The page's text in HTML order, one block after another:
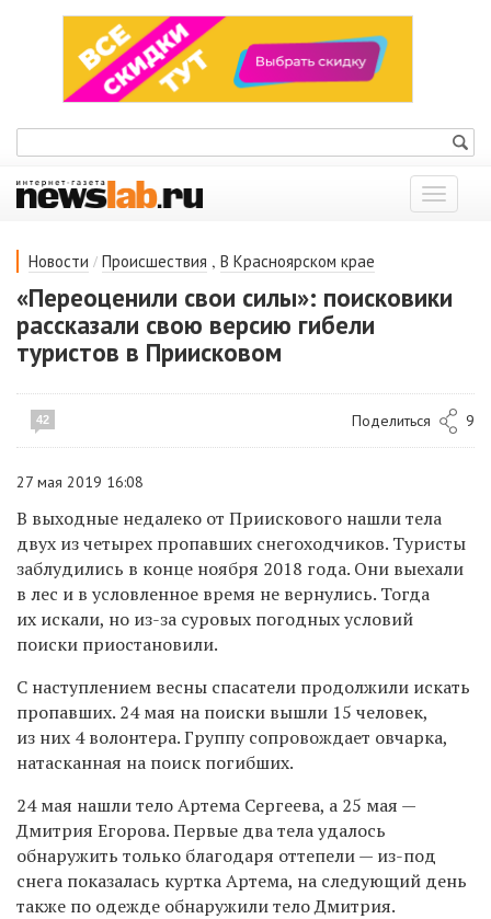
Показать
меню
Новости / Происшествия , В Красноярском крае
«Переоценили свои силы»: поисковики
рассказали свою версию гибели
туристов в Приисковом
42 Поделиться 9
27 мая 2019 16:08
В выходные недалеко от Приискового нашли тела
двух из четырех пропавших снегоходчиков. Туристы
заблудились в конце ноября 2018 года. Они выехали
в лес и в условленное время не вернулись. Тогда
их искали, но из-за суровых погодных условий
поиски приостановили.
С наступлением весны спасатели продолжили искать
пропавших. 24 мая на поиски вышли 15 человек,
из них 4 волонтера. Группу сопровождает овчарка,
натасканная на поиск погибших.
24 мая нашли тело Артема Сергеева, а 25 мая —
Дмитрия Егорова. Первые два тела удалось
обнаружить только благодаря оттепели — из-под
снега показалась куртка Артема, на следующий день
также по одежде обнаружили тело Дмитрия.